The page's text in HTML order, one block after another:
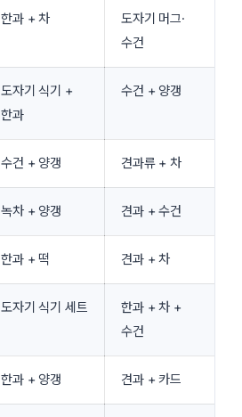
한과 + 차
도자기 머그·
수건
도자기 식기 +
한과
수건 + 양갱
수건 + 양갱 견과류 + 차
녹차 + 양갱 견과 + 수건
한과 + 떡 견과 + 차
도자기 식기 세트
한과 + 차 +
수건
한과 + 양갱 견과 + 카드